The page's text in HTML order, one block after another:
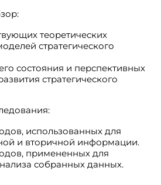
теоретических
стратегического
состояния и перспективных
стратегического
использованных для
и вторичной информации.
примененных для
собранных данных.